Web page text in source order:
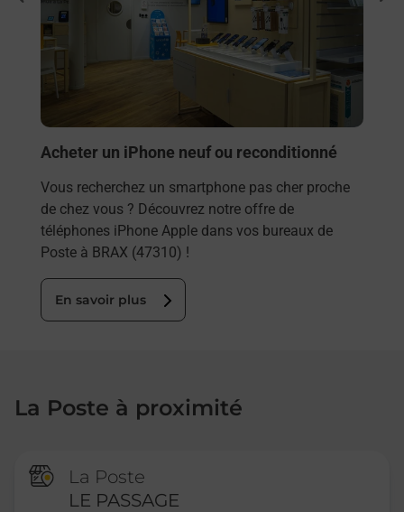
Acheter un iPhone neuf ou reconditionné
Vous recherchez un smartphone pas cher proche
de chez vous ? Découvrez notre offre de
téléphones iPhone Apple dans vos bureaux de
Poste à BRAX (47310) !
En savoir plus
La Poste à proximité
La Poste
LE PASSAGE